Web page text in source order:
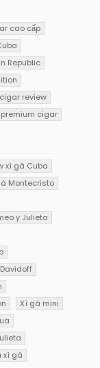
cao cấp
Republic
cigar review
premium cigar
xì gà Cuba
Montecristo
y Julieta
Xì gà mini
xì gà